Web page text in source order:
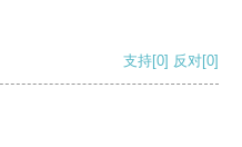
支持[0] 反对[0]